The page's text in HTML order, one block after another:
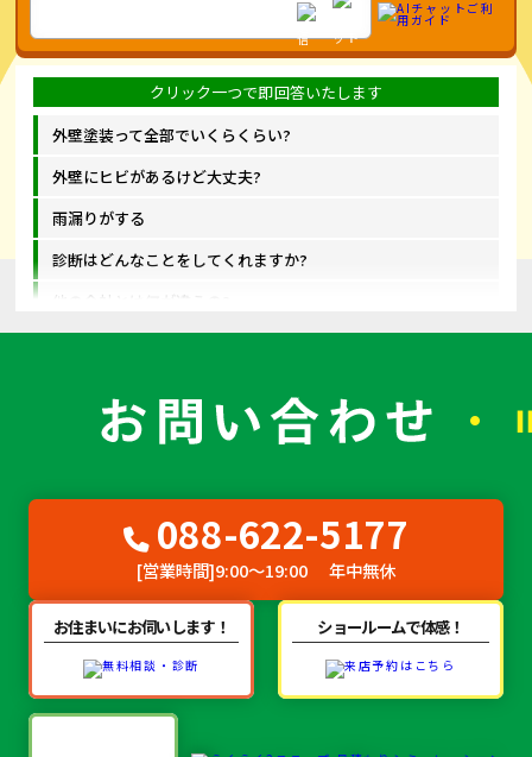
外壁塗装って全部でいくらくらい?
外壁にヒビがあるけど大丈夫?
雨漏りがする
診断はどんなことをしてくれますか?
他の会社とは何が違うの?
088-622-5177
[営業時間]9:00～19:00 年中無休
お住まいにお伺いします！ ショールームで体感！